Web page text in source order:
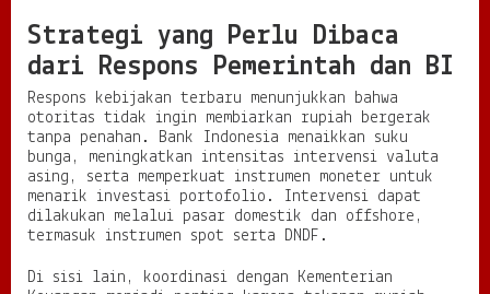
Strategi yang Perlu Dibaca
dari Respons Pemerintah dan BI
Respons kebijakan terbaru menunjukkan bahwa
otoritas tidak ingin membiarkan rupiah bergerak
tanpa penahan. Bank Indonesia menaikkan suku
bunga, meningkatkan intensitas intervensi valuta
asing, serta memperkuat instrumen moneter untuk
menarik investasi portofolio. Intervensi dapat
dilakukan melalui pasar domestik dan offshore,
termasuk instrumen spot serta DNDF.
Di sisi lain, koordinasi dengan Kementerian